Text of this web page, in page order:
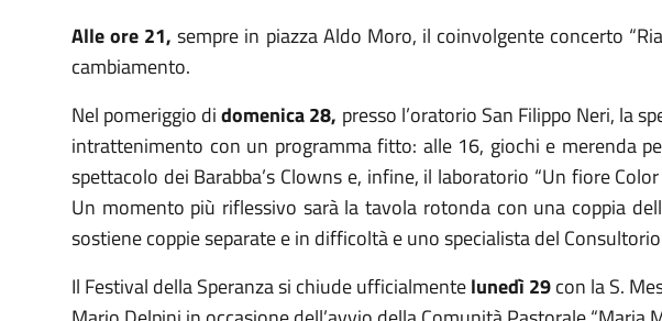
Alle ore 21,sempre in piazza Aldo Moro, il coinvolgente concerto
cambiamento.
Nel pomeriggio didomenica 28, presso l’oratorio San Filippo Neri, la
intrattenimento con un programma fitto: alle 16, giochi e merenda
spettacolo dei Barabba’s Clowns e, infine, il laboratorio “Un fiore
Un momento più riflessivo sarà la tavola rotonda con una coppia
sostiene coppie separate e in difficoltà e uno specialista del
Il Festival della Speranza si chiude ufficialmentelunedì 29con la S.